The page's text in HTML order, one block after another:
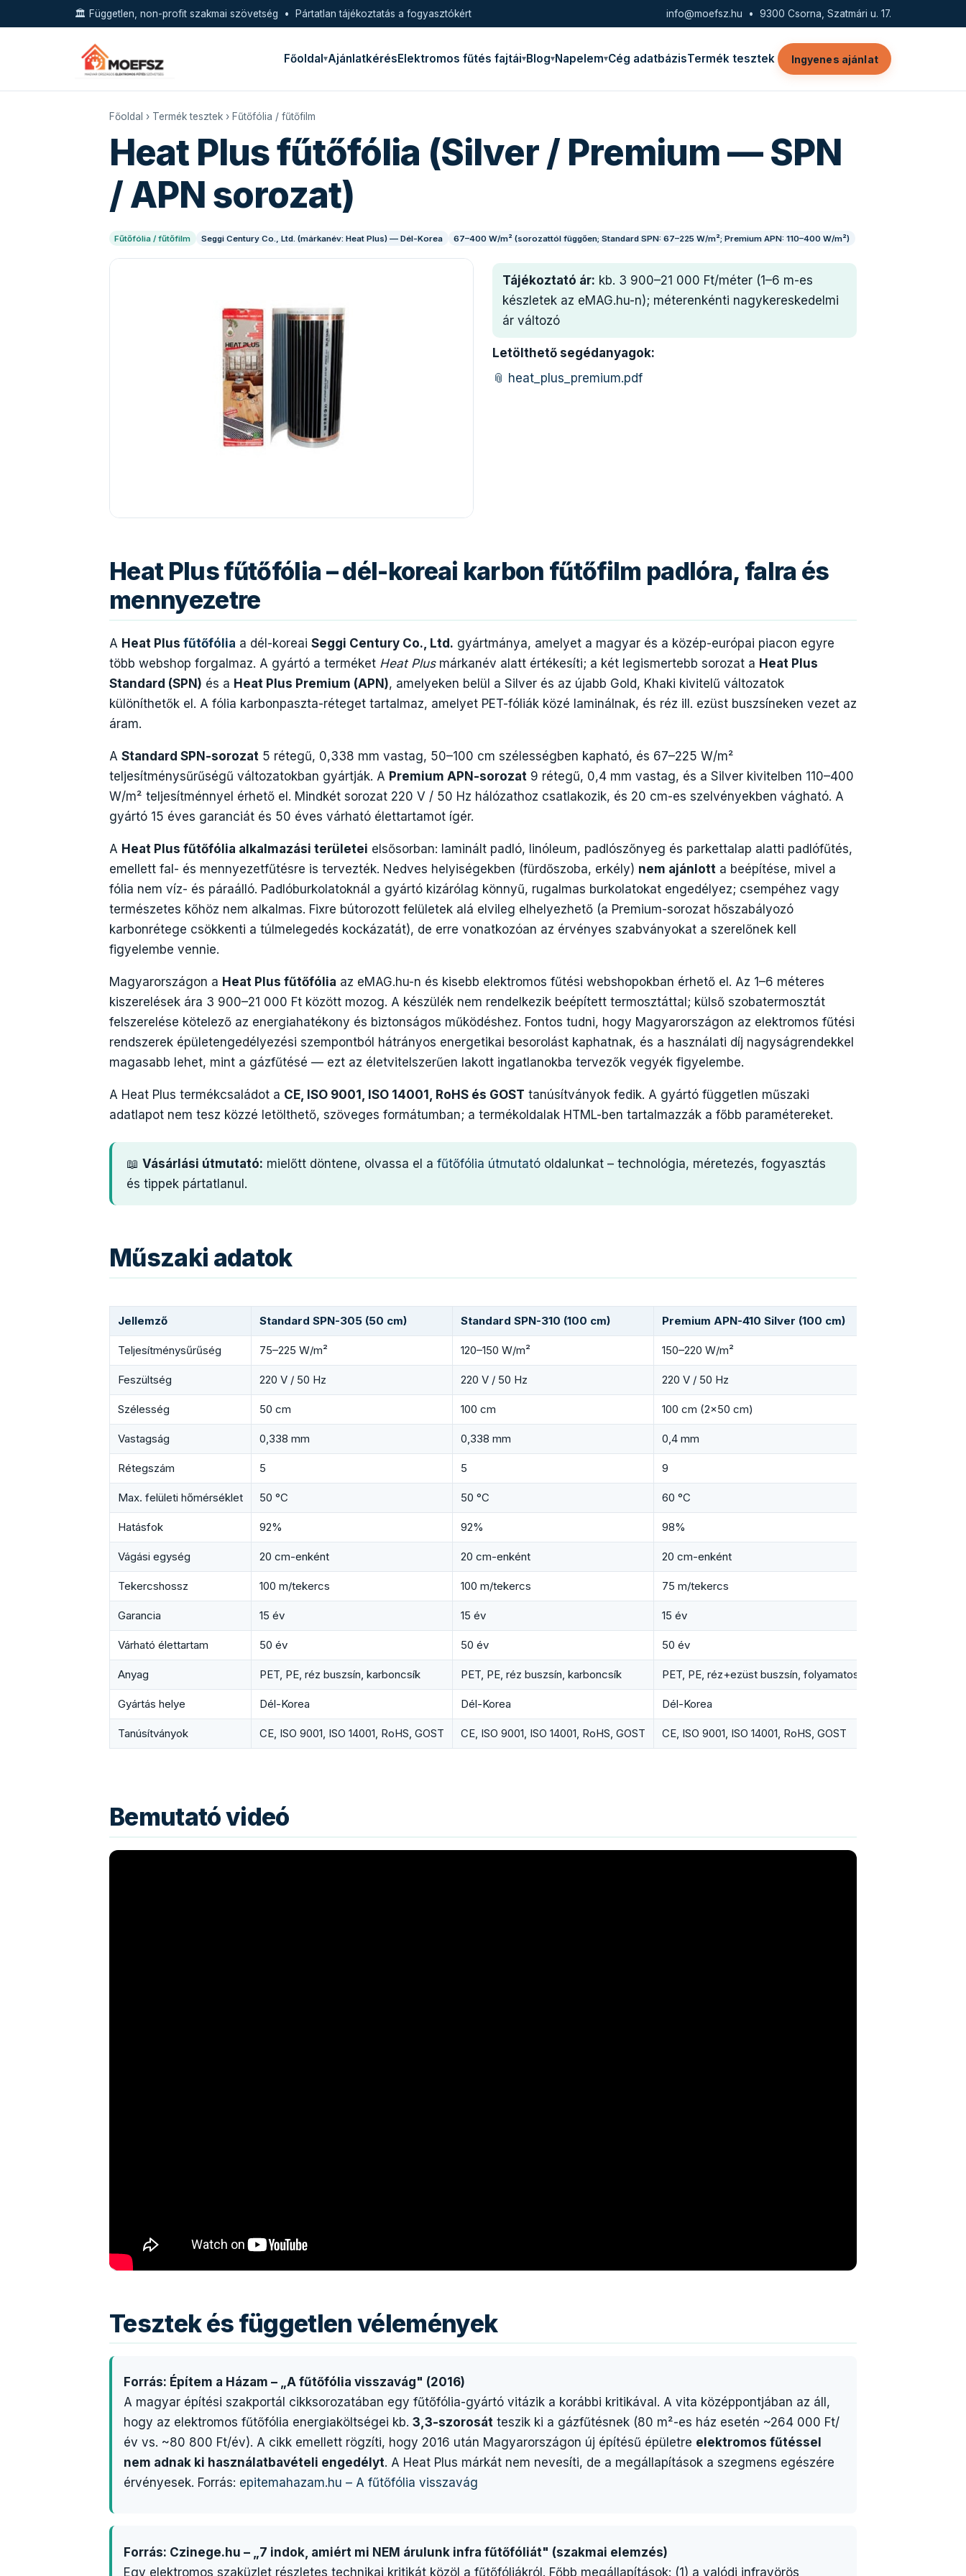
🏛️ Független, non-profit szakmai szövetség • Pártatlan tájékoztatás a fogyasztókért info@moefsz.hu • 9300 Csorna, Szatmári u. 17.
Főoldal AjánlatkérésElektromos fűtés fajtái Blog Napelem Cég adatbázisTermék tesztek Ingyenes ajánlat
Főoldal › Termék tesztek › Fűtőfólia / fűtőfilm
Heat Plus fűtőfólia (Silver / Premium — SPN
/ APN sorozat)
Fűtőfólia / fűtőfilm Seggi Century Co., Ltd. (márkanév: Heat Plus) — Dél-Korea 67–400 W/m² (sorozattól függően; Standard SPN: 67–225 W/m²; Premium APN: 110–400 W/m²)
Tájékoztató ár: kb. 3 900–21 000 Ft/méter (1–6 m-es
készletek az eMAG.hu-n); méterenkénti nagykereskedelmi
ár változó
Letölthető segédanyagok:
📎 heat_plus_premium.pdf
Heat Plus fűtőfólia – dél-koreai karbon fűtőfilm padlóra, falra és
mennyezetre
A Heat Plus fűtőfólia a dél-koreai Seggi Century Co., Ltd. gyártmánya, amelyet a magyar és a közép-európai piacon egyre
több webshop forgalmaz. A gyártó a terméket Heat Plusmárkanév alatt értékesíti; a két legismertebb sorozat a Heat Plus
Standard (SPN) és a Heat Plus Premium (APN), amelyeken belül a Silver és az újabb Gold, Khaki kivitelű változatok
különíthetők el. A fólia karbonpaszta-réteget tartalmaz, amelyet PET-fóliák közé laminálnak, és réz ill. ezüst buszsíneken vezet az
áram.
A Standard SPN-sorozat 5 rétegű, 0,338 mm vastag, 50–100 cm szélességben kapható, és 67–225 W/m²
teljesítménysűrűségű változatokban gyártják. A Premium APN-sorozat 9 rétegű, 0,4 mm vastag, és a Silver kivitelben 110–400
W/m² teljesítménnyel érhető el. Mindkét sorozat 220 V / 50 Hz hálózathoz csatlakozik, és 20 cm-es szelvényekben vágható. A
gyártó 15 éves garanciát és 50 éves várható élettartamot ígér.
A Heat Plus fűtőfólia alkalmazási területei elsősorban: laminált padló, linóleum, padlószőnyeg és parkettalap alatti padlófűtés,
emellett fal- és mennyezetfűtésre is tervezték. Nedves helyiségekben (fürdőszoba, erkély) nem ajánlott a beépítése, mivel a
fólia nem víz- és páraálló. Padlóburkolatoknál a gyártó kizárólag könnyű, rugalmas burkolatokat engedélyez; csempéhez vagy
természetes kőhöz nem alkalmas. Fixre bútorozott felületek alá elvileg elhelyezhető (a Premium-sorozat hőszabályozó
karbonrétege csökkenti a túlmelegedés kockázatát), de erre vonatkozóan az érvényes szabványokat a szerelőnek kell
figyelembe vennie.
Magyarországon a Heat Plus fűtőfólia az eMAG.hu-n és kisebb elektromos fűtési webshopokban érhető el. Az 1–6 méteres
kiszerelések ára 3 900–21 000 Ft között mozog. A készülék nem rendelkezik beépített termosztáttal; külső szobatermosztát
felszerelése kötelező az energiahatékony és biztonságos működéshez. Fontos tudni, hogy Magyarországon az elektromos fűtési
rendszerek épületengedélyezési szempontból hátrányos energetikai besorolást kaphatnak, és a használati díj nagyságrendekkel
magasabb lehet, mint a gázfűtésé — ezt az életvitelszerűen lakott ingatlanokba tervezők vegyék figyelembe.
A Heat Plus termékcsaládot a CE, ISO 9001, ISO 14001, RoHS és GOST tanúsítványok fedik. A gyártó független műszaki
adatlapot nem tesz közzé letölthető, szöveges formátumban; a termékoldalak HTML-ben tartalmazzák a főbb paramétereket.
📖 Vásárlási útmutató: mielőtt döntene, olvassa el a fűtőfólia útmutató oldalunkat – technológia, méretezés, fogyasztás
és tippek pártatlanul.
Műszaki adatok
Jellemző Standard SPN-305 (50 cm) Standard SPN-310 (100 cm) Premium APN-410 Silver (100 cm)
Teljesítménysűrűség 75–225 W/m² 120–150 W/m² 150–220 W/m²
Feszültség 220 V / 50 Hz 220 V / 50 Hz 220 V / 50 Hz
Szélesség 50 cm 100 cm 100 cm (2×50 cm)
Vastagság 0,338 mm 0,338 mm 0,4 mm
Rétegszám 5 5 9
Max. felületi hőmérséklet 50 °C 50 °C 60 °C
Hatásfok 92% 92% 98%
Vágási egység 20 cm-enként 20 cm-enként 20 cm-enként
Tekercshossz 100 m/tekercs 100 m/tekercs 75 m/tekercs
Garancia 15 év 15 év 15 év
Várható élettartam 50 év 50 év 50 év
Anyag PET, PE, réz buszsín, karboncsík PET, PE, réz buszsín, karboncsík PET, PE, réz+ezüst buszsín, folyamatos karbonréteg
Gyártás helye Dél-Korea Dél-Korea Dél-Korea
Tanúsítványok CE, ISO 9001, ISO 14001, RoHS, GOST CE, ISO 9001, ISO 14001, RoHS, GOST CE, ISO 9001, ISO 14001, RoHS, GOST
Bemutató videó
Tesztek és független vélemények
Forrás: Építem a Házam – „A fűtőfólia visszavág" (2016)
A magyar építési szakportál cikksorozatában egy fűtőfólia-gyártó vitázik a korábbi kritikával. A vita középpontjában az áll,
hogy az elektromos fűtőfólia energiaköltségei kb. 3,3-szorosát teszik ki a gázfűtésnek (80 m²-es ház esetén ~264 000 Ft/
év vs. ~80 800 Ft/év). A cikk emellett rögzíti, hogy 2016 után Magyarországon új építésű épületre elektromos fűtéssel
nem adnak ki használatbavételi engedélyt. A Heat Plus márkát nem nevesíti, de a megállapítások a szegmens egészére
érvényesek. Forrás: epitemahazam.hu – A fűtőfólia visszavág
Forrás: Czinege.hu – „7 indok, amiért mi NEM árulunk infra fűtőfóliát" (szakmai elemzés)
Egy elektromos szaküzlet részletes technikai kritikát közöl a fűtőfóliákról. Főbb megállapítások: (1) a valódi infravörös